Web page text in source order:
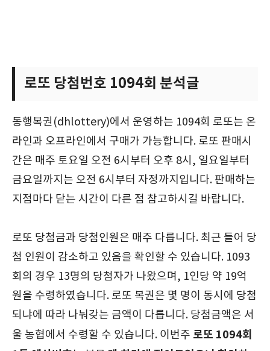
로또 당첨번호 1094회 분석글
동행복권(dhlottery)에서 운영하는 1094회 로또는 온
라인과 오프라인에서 구매가 가능합니다. 로또 판매시
간은 매주 토요일 오전 6시부터 오후 8시, 일요일부터
금요일까지는 오전 6시부터 자정까지입니다. 판매하는
지점마다 닫는 시간이 다른 점 참고하시길 바랍니다.
로또 당첨금과 당첨인원은 매주 다릅니다. 최근 들어 당
첨 인원이 감소하고 있음을 확인할 수 있습니다. 1093
회의 경우 13명의 당첨자가 나왔으며, 1인당 약 19억
원을 수령하였습니다. 로또 복권은 몇 명이 동시에 당첨
되냐에 따라 나눠갖는 금액이 다릅니다. 당첨금액은 서
울 농협에서 수령할 수 있습니다. 이번주 로또 1094회